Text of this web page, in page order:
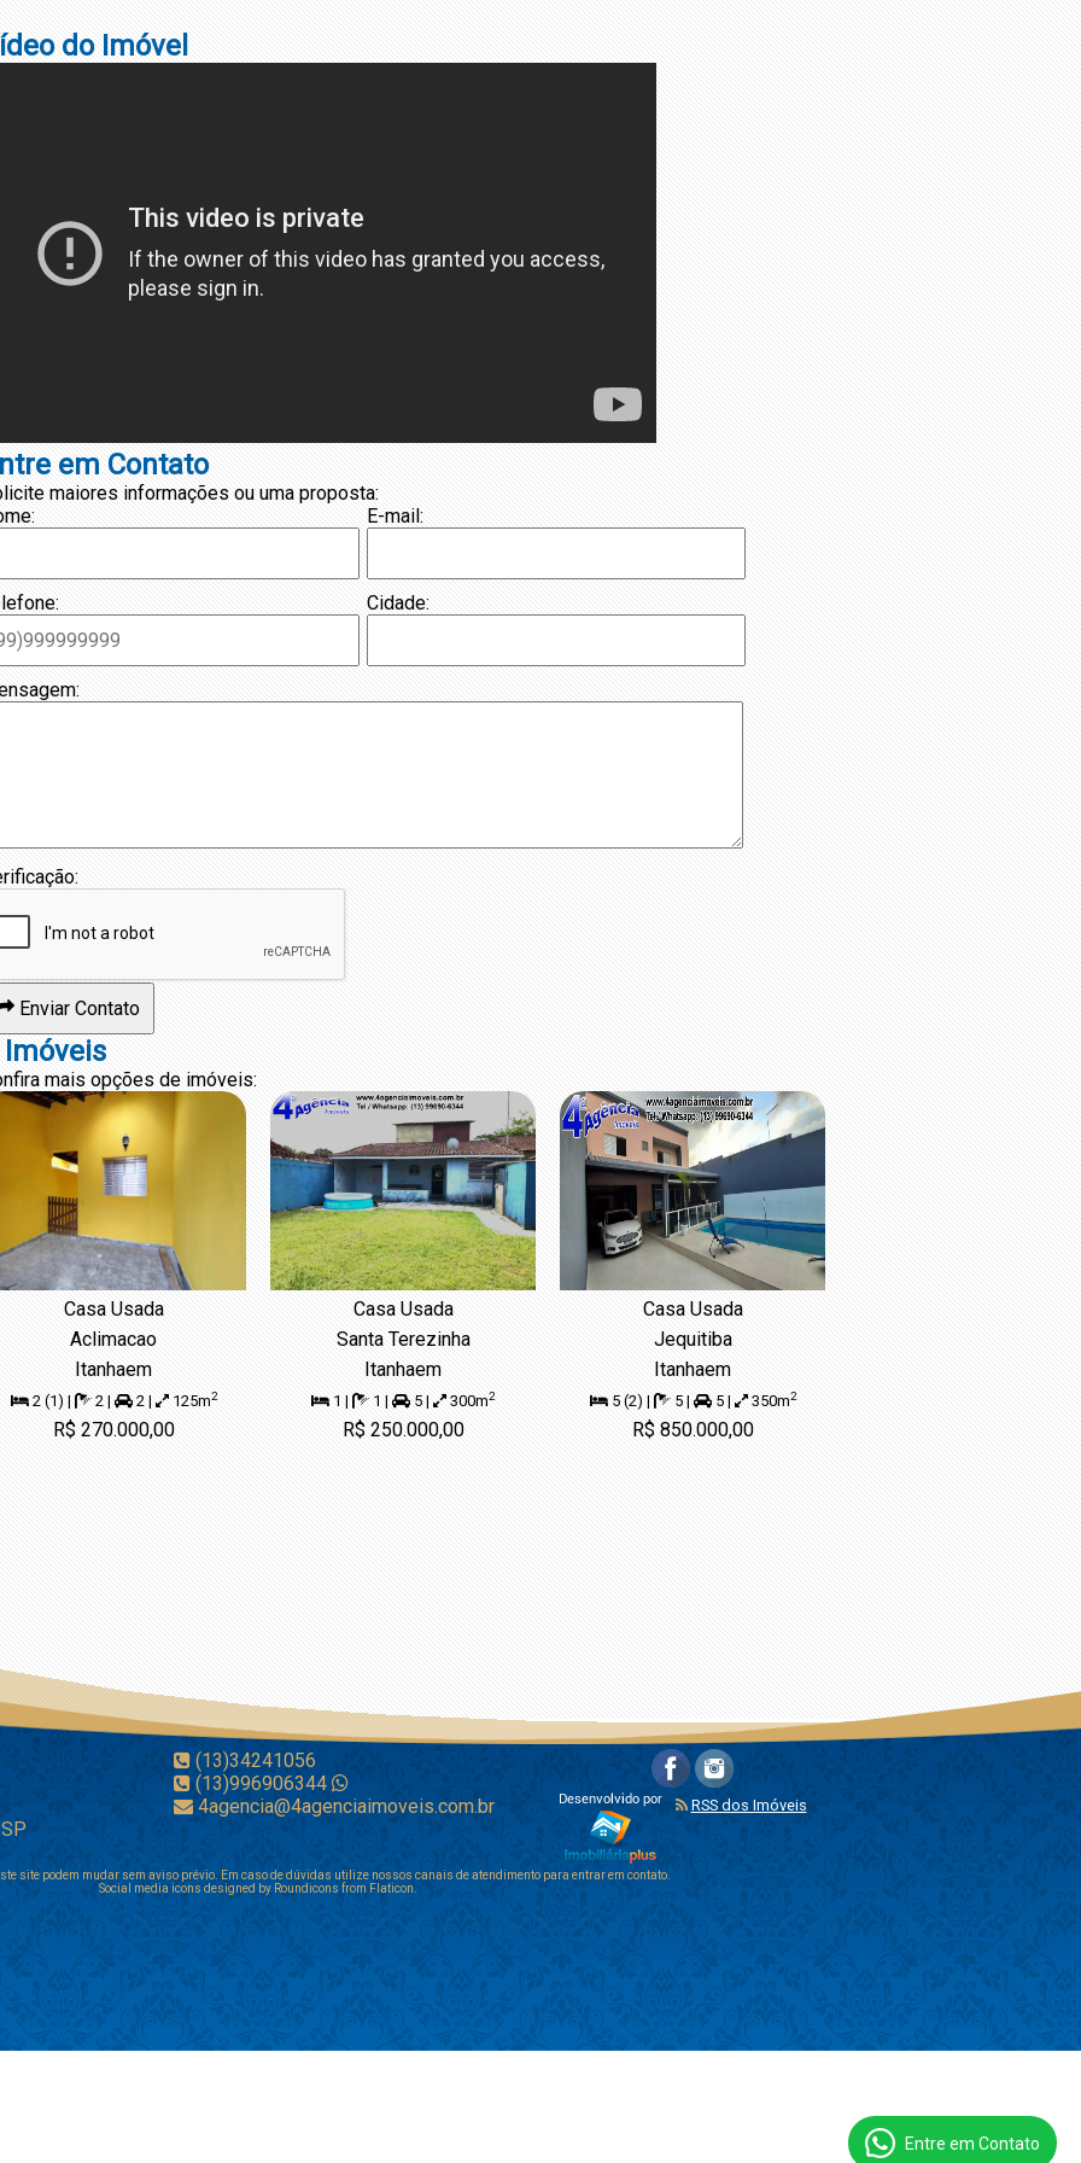
do Imóvel
em Contato
maiores informações ou uma proposta:
E-mail:
Cidade:
Enviar Contato
mais opções de imóveis:
Casa Usada
Aclimacao
Itanhaem
2 (1) | 2 | 2 | 125m2
R$ 270.000,00
Casa Usada
Santa Terezinha
Itanhaem
1 | 1 | 5 | 300m2
R$ 250.000,00
Casa Usada
Jequitiba
Itanhaem
5 (2) | 5 | 5 | 350m2
R$ 850.000,00
(13)34241056
(13)996906344
4agencia@4agenciaimoveis.com.br
RSS dos Imóveis
site podem mudar sem aviso prévio. Em caso de dúvidas utilize nossos canais de atendimento para entrar em contato.
Social media icons designed by Roundicons from Flaticon.
Entre em Contato